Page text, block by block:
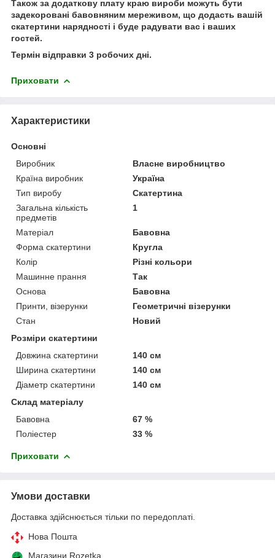
Також за додаткову плату краю вироби можуть бути
задекоровані бавовняним мереживом, що додасть вашій
скатертини нарядності і буде радувати вас і ваших
гостей.
Термін відправки 3 робочих дні.
Приховати
Характеристики
Основні
Виробник
Власне виробництво
Країна виробник
Україна
Тип виробу
Скатертина
Загальна кількість
предметів
1
Матеріал
Бавовна
Форма скатертини
Кругла
Колір
Різні кольори
Машинне прання
Так
Основа
Бавовна
Принти, візерунки
Геометричні візерунки
Стан
Новий
Розміри скатертини
Довжина скатертини
140 см
Ширина скатертини
140 см
Діаметр скатертини
140 см
Склад матеріалу
Бавовна
67 %
Поліестер
33 %
Приховати
Умови доставки
Доставка здійснюється тільки по передоплаті.
Нова Пошта
Магазини Rozetka